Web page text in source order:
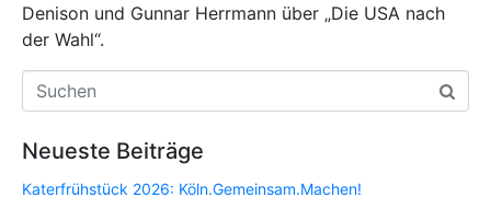
Denison und Gunnar Herrmann über „Die USA nach
der Wahl“.
Neueste Beiträge
Katerfrühstück 2026: Köln.Gemeinsam.Machen!